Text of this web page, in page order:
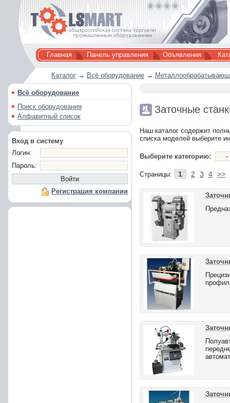
Главная Панель управления Объявления
Каталог → Всё оборудование →
Всё оборудование
Поиск оборудования
Алфавитный список
Вход в систему
Логин:
Пароль:
Регистрация компании
Заточные
Наш каталог содержит
списка моделей выберите
Выберите категорию:
Страницы: 1 2 3 4 >>